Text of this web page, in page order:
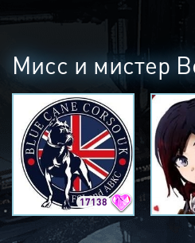
Мисс и мистер
17138